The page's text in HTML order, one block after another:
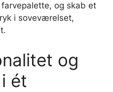
og skab et
i soveværelset,
og
ét